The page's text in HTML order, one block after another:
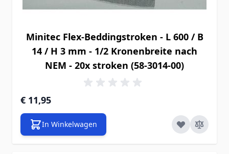
Minitec Flex-Beddingstroken - L 600 / B
14 / H 3 mm - 1/2 Kronenbreite nach
NEM - 20x stroken (58-3014-00)
€ 11,95
In Winkelwagen